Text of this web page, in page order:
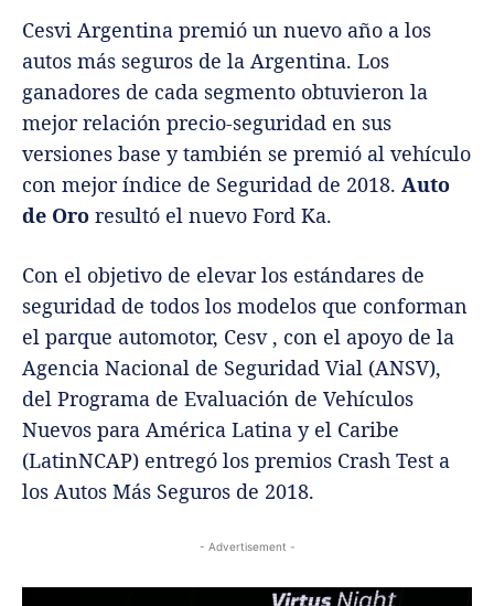
Cesvi Argentina premió un nuevo año a los
autos más seguros de la Argentina. Los
ganadores de cada segmento obtuvieron la
mejor relación precio-seguridad en sus
versiones base y también se premió al vehículo
con mejor índice de Seguridad de 2018. Auto
de Oro resultó el nuevo Ford Ka.
Con el objetivo de elevar los estándares de
seguridad de todos los modelos que conforman
el parque automotor, Cesv , con el apoyo de la
Agencia Nacional de Seguridad Vial (ANSV),
del Programa de Evaluación de Vehículos
Nuevos para América Latina y el Caribe
(LatinNCAP) entregó los premios Crash Test a
los Autos Más Seguros de 2018.
- Advertisement -